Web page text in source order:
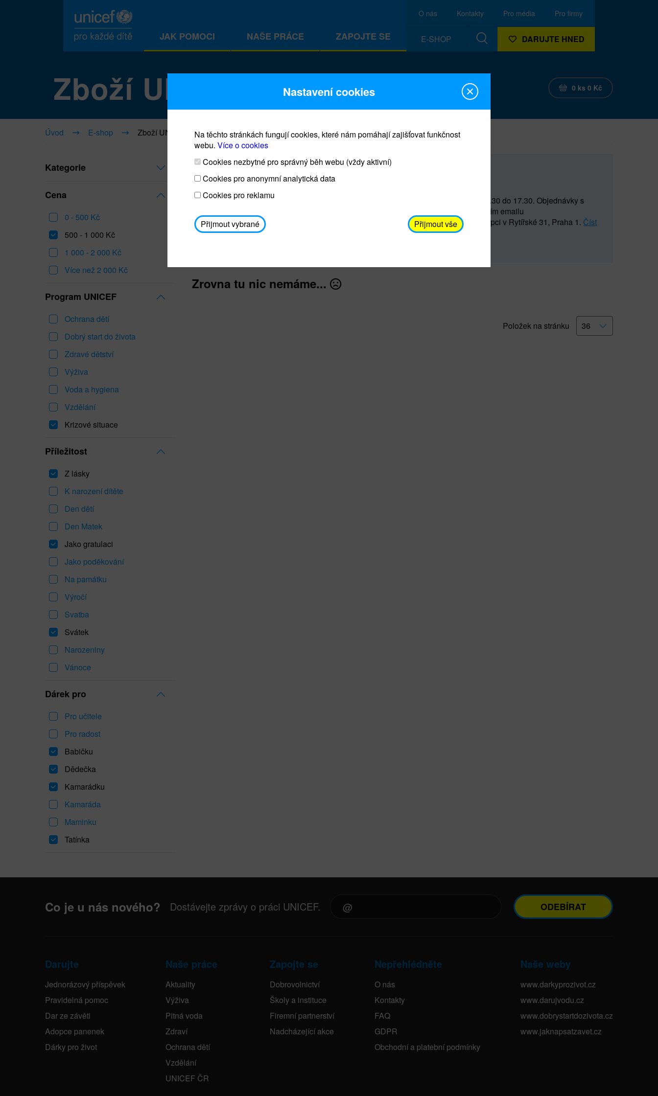
JAK POMOCI NAŠE PRÁCE ZAPOJTE SE
O nás Kontakty Pro média Pro firmy
E-SHOP DARUJTE HNED
Zboží UNICEF 0 ks 0 Kč
Úvod E-shop Zboží UNICEF
Kategorie
Cena
0 - 500 Kč
500 - 1 000 Kč
1 000 - 2 000 Kč
Více než 2 000 Kč
Program UNICEF
Ochrana dětí
Dobrý start do života
Zdravé dětství
Výživa
Voda a hygiena
Vzdělání
Krizové situace
Příležitost
Z lásky
K narození dítěte
Den dětí
Den Matek
Jako gratulaci
Jako poděkování
Na památku
Výročí
Svatba
Svátek
Narozeniny
Vánoce
Dárek pro
Pro učitele
Pro radost
Babičku
Dědečka
Kamarádku
Kamaráda
Maminku
Tatínka
Prodej blahopřání a dárků UNICEF
Prodejna UNICEF bude otevřena každý čtvrtek o 11 do 15 a od 15.30 do 17.30. Objednávky s
osobním odběrem je možné vyzvednout po domluvě (prostřednictvím emailu
avodickova@unicef.cz nebo telefonním čísle 606 655 547) na recepci v Rytířské 31, Praha 1. Číst
dále
Zrovna tu nic nemáme...
Položek na stránku
Co je u nás nového? Dostávejte zprávy o práci UNICEF. ODEBÍRAT
Darujte
Jednorázový příspěvek
Pravidelná pomoc
Dar ze závěti
Adopce panenek
Dárky pro život
Naše práce
Aktuality
Výživa
Pitná voda
Zdraví
Ochrana dětí
Vzdělání
UNICEF ČR
Zapojte se
Dobrovolnictví
Školy a instituce
Firemní partnerství
Nadcházející akce
Nepřehlédněte
O nás
Kontakty
FAQ
GDPR
Obchodní a platební podmínky
Naše weby
www.darkyprozivot.cz
www.darujvodu.cz
www.dobrystartdozivota.cz
www.jaknapsatzavet.cz
Nastavení cookies
Na těchto stránkách fungují cookies, které nám pomáhají zajišťovat funkčnost
webu. Více o cookies
Cookies nezbytné pro správný běh webu (vždy aktivní)
Cookies pro anonymní analytická data
Cookies pro reklamu
Přijmout vybrané Přijmout vše